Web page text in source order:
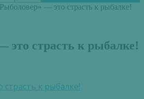
— это страсть к рыбалке!
это страсть к рыбалке!